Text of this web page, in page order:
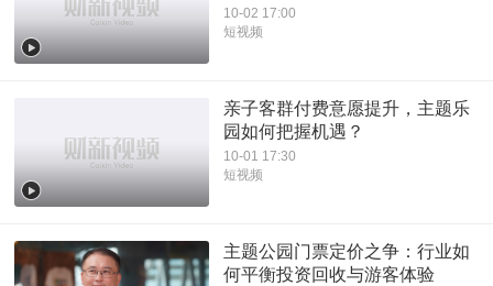
10-02 17:00
短视频
亲子客群付费意愿提升，主题乐
园如何把握机遇？
10-01 17:30
短视频
主题公园门票定价之争：行业如
何平衡投资回收与游客体验